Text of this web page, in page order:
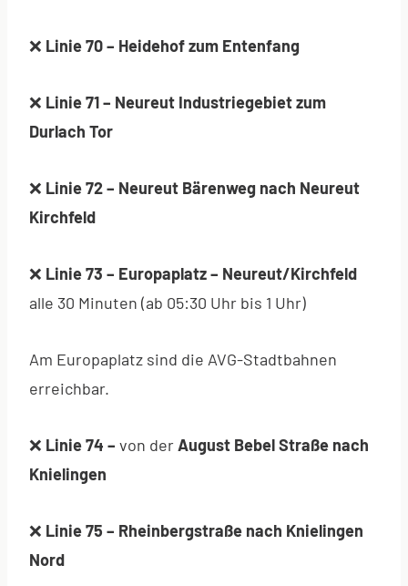
❌ Linie 70 – Heidehof zum Entenfang
❌ Linie 71 – Neureut Industriegebiet zum
Durlach Tor
❌ Linie 72 – Neureut Bärenweg nach Neureut
Kirchfeld
❌ Linie 73 – Europaplatz – Neureut/Kirchfeld
alle 30 Minuten (ab 05:30 Uhr bis 1 Uhr)
Am Europaplatz sind die AVG-Stadtbahnen
erreichbar.
❌ Linie 74 – von derAugust Bebel Straße nach
Knielingen
❌ Linie 75 – Rheinbergstraße nach Knielingen
Nord